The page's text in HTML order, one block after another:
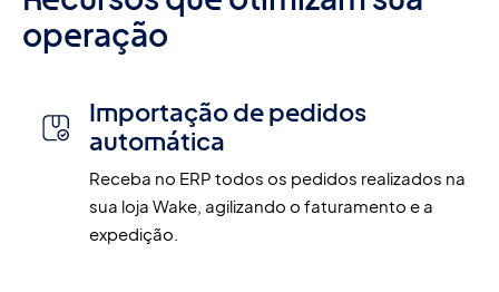
operação
Importação de pedidos
automática
Receba no ERP todos os pedidos realizados na
sua loja Wake, agilizando o faturamento e a
expedição.